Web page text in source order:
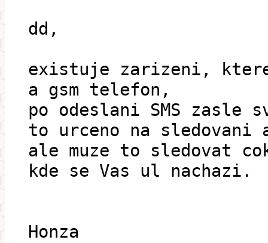
dd,
existuje zarizeni, ktere
a gsm telefon,
po odeslani SMS zasle
to urceno na sledovani
ale muze to sledovat
kde se Vas ul nachazi.
Honza